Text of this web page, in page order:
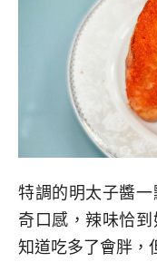
特調的明太子醬
奇口感，辣味恰
知道吃多了會胖，